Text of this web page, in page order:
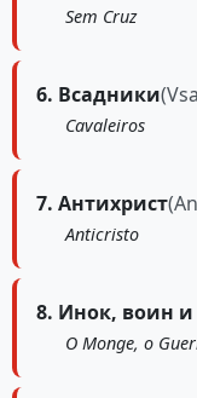
Sem Cruz
6. Всадники
Cavaleiros
7. Антихрист
Anticristo
8. Инок, воин
O Monge, o